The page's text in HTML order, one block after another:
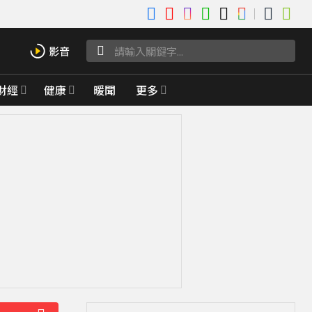
經 健康 暖聞 更多